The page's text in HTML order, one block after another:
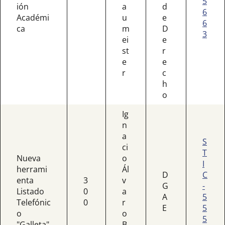
ión
Académi
ca
a
u
m
ei
st
e
r
d
e
D
e
r
e
c
h
o
6
6
3
Nueva
herrami
enta
Listado
Telefónic
o
3
0
0
Ig
n
a
ci
o
Ál
v
a
r
o
D
G
A
E
S
T
I
C
-
5
5
5